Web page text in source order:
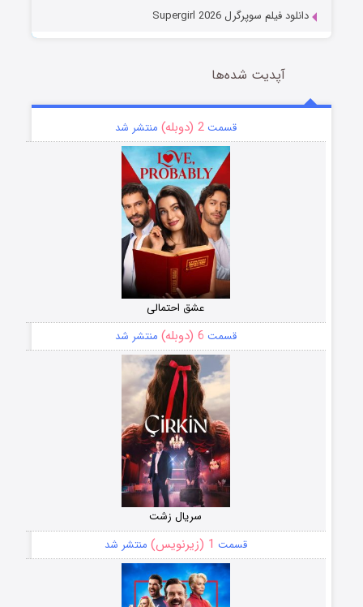
دانلود فیلم سوپرگرل Supergirl 2026
آپدیت شده‌ها
قسمت2 (دوبله) منتشر شد
عشق احتمالی
قسمت 6 (دوبله) منتشر شد
سریال زشت
قسمت 1 (زیرنویس) منتشر شد